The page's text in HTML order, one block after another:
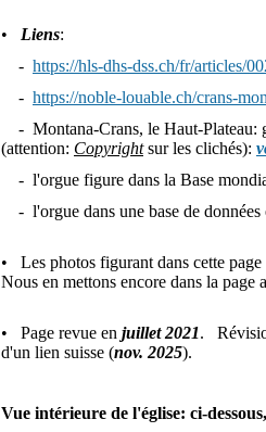
• Liens:
- https://hls-dhs-dss.ch/fr/articles/
- https://noble-louable.ch/crans-
- Montana-Crans, le Haut-Plateau:
(attention: Copyrightsur les clichés):
- l'orgue figure dans la Base
- l'orgue dans une base de données
• Les photos figurant dans cette
Nous en mettons encore dans la page
• Page revue en juillet 2021.
d'un lien suisse (nov. 2025).
Vue intérieure de l'église: ci-